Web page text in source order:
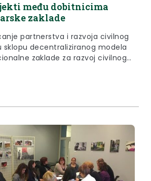
među dobitnicima
zaklade
partnerstva i razvoja civilnog
decentraliziranog modela
zaklade za razvoj civilnoga
s ovogodišnjim korisnicima
za umjetnost, dizajn, grafiku i
udruga Lipin Cviet, i
Bistrica. Škola i udruga Lipin
13 tisuća kuna, a bistrička udruga